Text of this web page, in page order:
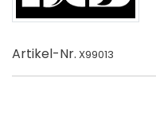
Artikel-Nr. X99013